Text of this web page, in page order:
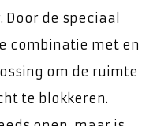
de speciaal
combinatie met en
om de ruimte
te blokkeren.